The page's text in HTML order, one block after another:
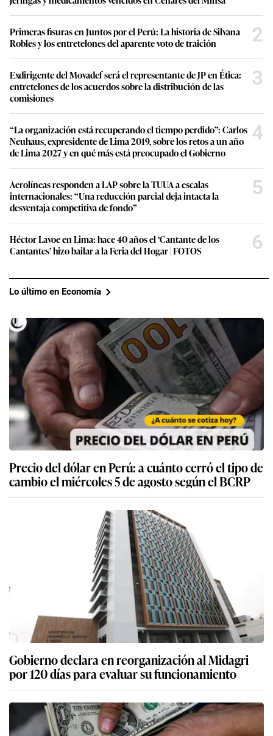
Primeras fisuras en Juntos por el Perú: La historia de Silvana
Robles y los entretelones del aparente voto de traición
2
Exdirigente del Movadef será el representante de JP en Ética:
entretelones de los acuerdos sobre la distribución de las
comisiones
3
“La organización está recuperando el tiempo perdido”: Carlos
Neuhaus, expresidente de Lima 2019, sobre los retos a un año
de Lima 2027 y en qué más está preocupado el Gobierno
4
Aerolíneas responden a LAP sobre la TUUA a escalas
internacionales: “Una reducción parcial deja intacta la
desventaja competitiva de fondo”
5
Héctor Lavoe en Lima: hace 40 años el ‘Cantante de los
Cantantes’ hizo bailar a la Feria del Hogar | FOTOS
6
Lo último en Economía
Precio del dólar en Perú: a cuánto cerró el tipo de
cambio el miércoles 5 de agosto según el BCRP
Gobierno declara en reorganización al Midagri
por 120 días para evaluar su funcionamiento